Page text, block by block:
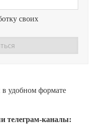
своих
удобном формате
телеграм-каналы: